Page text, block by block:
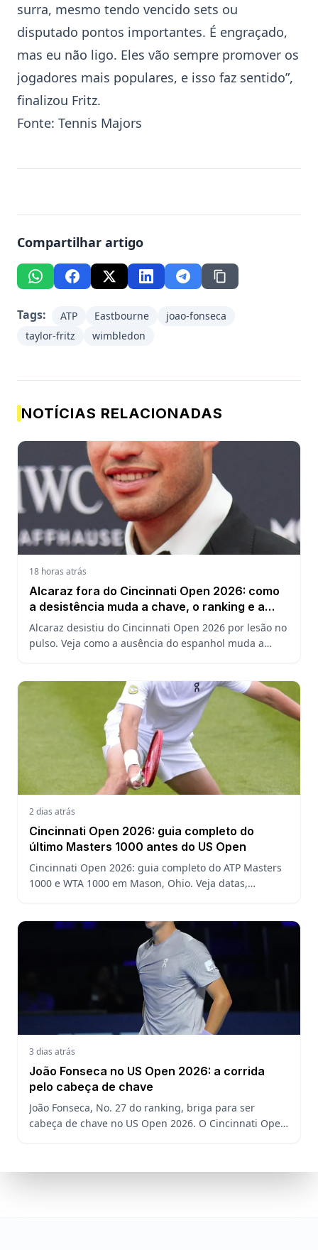
surra, mesmo tendo vencido sets ou
disputado pontos importantes. É engraçado,
mas eu não ligo. Eles vão sempre promover os
jogadores mais populares, e isso faz sentido”,
finalizou Fritz.
Fonte: Tennis Majors
Compartilhar artigo
Tags: ATP Eastbourne
joao-fonseca
taylor-fritz
wimbledon
NOTÍCIAS RELACIONADAS
18 horas atrás
Alcaraz fora do Cincinnati Open 2026: como
a desistência muda a chave, o ranking e a
defesa do US Open
Alcaraz desistiu do Cincinnati Open 2026 por lesão no
pulso. Veja como a ausência do espanhol muda a
2 dias atrás
Cincinnati Open 2026: guia completo do
último Masters 1000 antes do US Open
Cincinnati Open 2026: guia completo do ATP Masters
1000 e WTA 1000 em Mason, Ohio. Veja datas,
3 dias atrás
João Fonseca no US Open 2026: a corrida
pelo cabeça de chave
João Fonseca, No. 27 do ranking, briga para ser
cabeça de chave no US Open 2026. O Cincinnati Open